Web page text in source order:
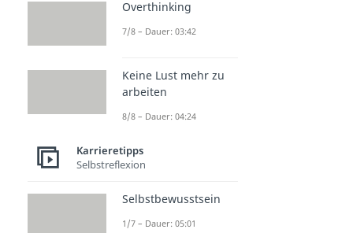
Overthinking
7/8 – Dauer: 03:42
Keine Lust mehr zu
arbeiten
8/8 – Dauer: 04:24
Karrieretipps
Selbstreflexion
Selbstbewusstsein
1/7 – Dauer: 05:01